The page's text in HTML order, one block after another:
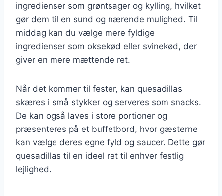
ingredienser som grøntsager og kylling, hvilket
gør dem til en sund og nærende mulighed. Til
middag kan du vælge mere fyldige
ingredienser som oksekød eller svinekød, der
giver en mere mættende ret.
Når det kommer til fester, kan quesadillas
skæres i små stykker og serveres som snacks.
De kan også laves i store portioner og
præsenteres på et buffetbord, hvor gæsterne
kan vælge deres egne fyld og saucer. Dette gør
quesadillas til en ideel ret til enhver festlig
lejlighed.